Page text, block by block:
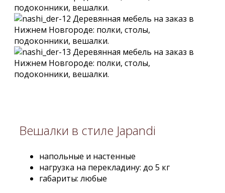
Вешалки в стиле Japandi
напольные и настенные
нагрузка на перекладину: до 5 кг
габариты: любые